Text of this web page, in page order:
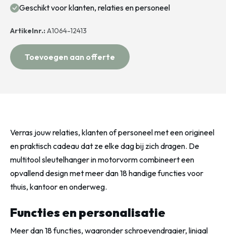
Geschikt voor klanten, relaties en personeel
Artikelnr.:A1064-12413
Toevoegen aan offerte
Verras jouw relaties, klanten of personeel met een origineel
en praktisch cadeau dat ze elke dag bij zich dragen. De
multitool sleutelhanger in motorvorm combineert een
opvallend design met meer dan 18 handige functies voor
thuis, kantoor en onderweg.
Functies en personalisatie
Meer dan 18 functies, waaronder schroevendraaier, liniaal